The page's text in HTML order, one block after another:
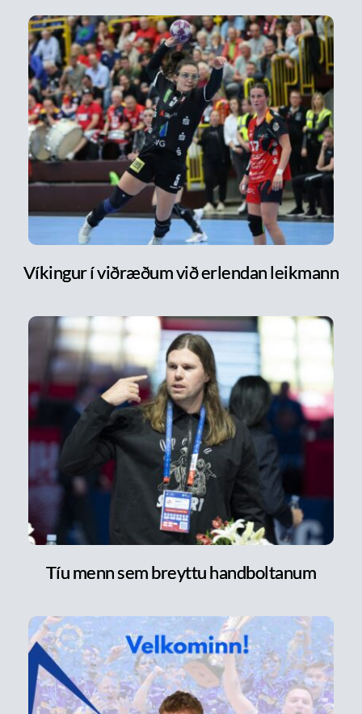
Víkingur í viðræðum við erlendan leikmann
Tíu menn sem breyttu handboltanum